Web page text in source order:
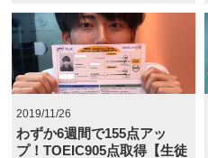
2019/11/26
わずか6週間で155点アッ
プ！TOEIC905点取得【生徒